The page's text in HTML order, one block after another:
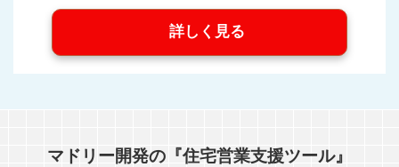
詳しく見る
マドリー開発の『住宅営業支援ツール』